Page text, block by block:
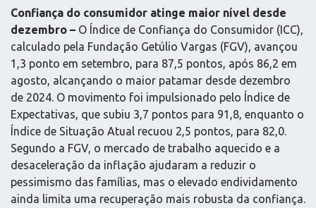
Confiança do consumidor atinge maior nível desde
dezembro – O Índice de Confiança do Consumidor (ICC),
calculado pela Fundação Getúlio Vargas (FGV), avançou
1,3 ponto em setembro, para 87,5 pontos, após 86,2 em
agosto, alcançando o maior patamar desde dezembro
de 2024. O movimento foi impulsionado pelo Índice de
Expectativas, que subiu 3,7 pontos para 91,8, enquanto o
Índice de Situação Atual recuou 2,5 pontos, para 82,0.
Segundo a FGV, o mercado de trabalho aquecido e a
desaceleração da inflação ajudaram a reduzir o
pessimismo das famílias, mas o elevado endividamento
ainda limita uma recuperação mais robusta da confiança.